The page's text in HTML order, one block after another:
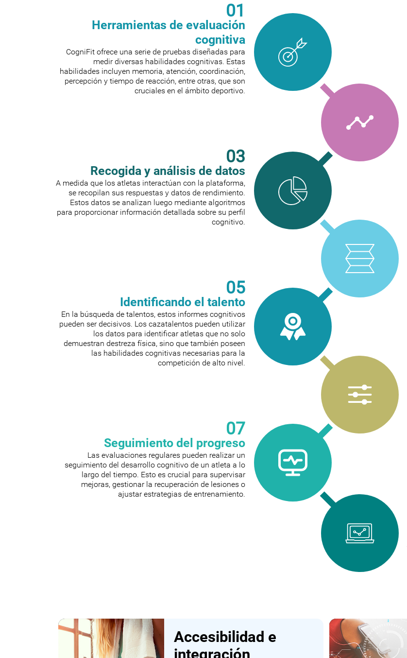
01
Herramientas de evaluación
cognitiva
CogniFit ofrece una serie de pruebas diseñadas para
medir diversas habilidades cognitivas. Estas
habilidades incluyen memoria, atención, coordinación,
percepción y tiempo de reacción, entre otras, que son
cruciales en el ámbito deportivo.
03
Recogida y análisis de datos
A medida que los atletas interactúan con la plataforma,
se recopilan sus respuestas y datos de rendimiento.
Estos datos se analizan luego mediante algoritmos
para proporcionar información detallada sobre su perfil
cognitivo.
05
Identificando el talento
En la búsqueda de talentos, estos informes cognitivos
pueden ser decisivos. Los cazatalentos pueden utilizar
los datos para identificar atletas que no solo
demuestran destreza física, sino que también poseen
las habilidades cognitivas necesarias para la
competición de alto nivel.
07
Seguimiento del progreso
Las evaluaciones regulares pueden realizar un
seguimiento del desarrollo cognitivo de un atleta a lo
largo del tiempo. Esto es crucial para supervisar
mejoras, gestionar la recuperación de lesiones o
ajustar estrategias de entrenamiento.
Accesibilidad e
integración